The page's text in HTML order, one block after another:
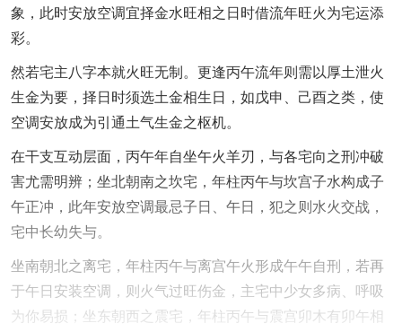
象，此时安放空调宜择金水旺相之日时借流年旺火为宅运添
彩。
然若宅主八字本就火旺无制。更逢丙午流年则需以厚土泄火
生金为要，择日时须选土金相生日，如戊申、己酉之类，使
空调安放成为引通土气生金之枢机。
在干支互动层面，丙午年自坐午火羊刃，与各宅向之刑冲破
害尤需明辨；坐北朝南之坎宅，年柱丙午与坎宫子水构成子
午正冲，此年安放空调最忌子日、午日，犯之则水火交战，
宅中长幼失与。
坐南朝北之离宅，年柱丙午与离宫午火形成午午自刑，若再
于午日安装空调，则火气过旺伤金，主宅中少女多病、呼吸
为你易损；坐东朝西之震宅，年柱丙午与震宫卯木有卯午相